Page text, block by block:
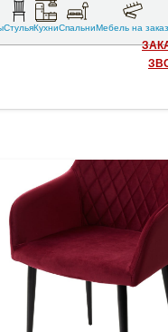
СтульяКухниСпальниМебель на заказ